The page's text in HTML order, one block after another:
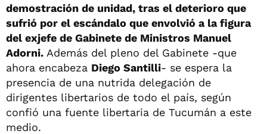
demostración de unidad, tras el deterioro que
sufrió por el escándalo que envolvió a la figura
del exjefe de Gabinete de Ministros Manuel
Adorni. Además del pleno del Gabinete -que
ahora encabeza Diego Santilli- se espera la
presencia de una nutrida delegación de
dirigentes libertarios de todo el país, según
confió una fuente libertaria de Tucumán a este
medio.